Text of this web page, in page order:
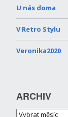
U nás doma
V Retro Stylu
Veronika2020
ARCHIV